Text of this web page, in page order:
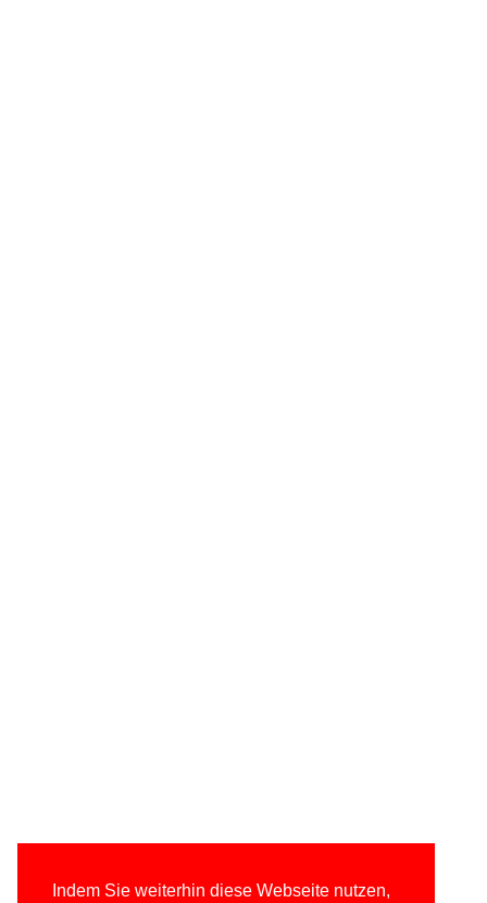
Indem Sie weiterhin diese Webseite nutzen,